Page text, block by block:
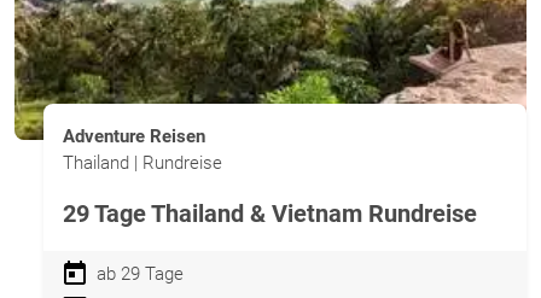
Adventure Reisen
Thailand | Rundreise
29 Tage Thailand & Vietnam Rundreise
ab 29 Tage